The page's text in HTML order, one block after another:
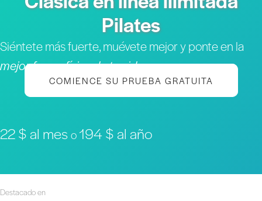
Pilates
Siéntete más fuerte, muévete mejor y ponte en la
mejor forma física de tu vida
COMIENCE SU PRUEBA GRATUITA
22 $ al meso194 $ al año
Destacado en